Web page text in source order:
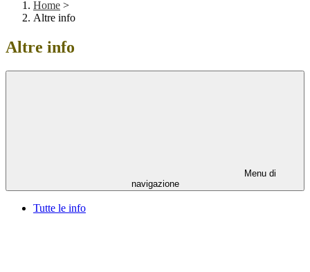
Home >
Altre info
Altre info
Menu di
navigazione
Tutte le info